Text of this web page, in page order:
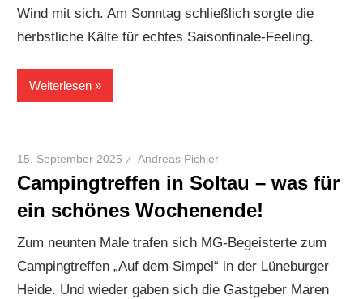
Wind mit sich. Am Sonntag schließlich sorgte die
herbstliche Kälte für echtes Saisonfinale-Feeling.
Weiterlesen
15. September 2025 Andreas Pichler
Campingtreffen in Soltau – was für
ein schönes Wochenende!
Zum neunten Male trafen sich MG-Begeisterte zum
Campingtreffen „Auf dem Simpel“ in der Lüneburger
Heide. Und wieder gaben sich die Gastgeber Maren